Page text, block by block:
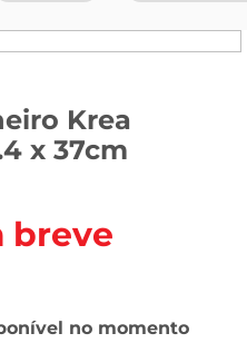
Krea
x 37cm
breve